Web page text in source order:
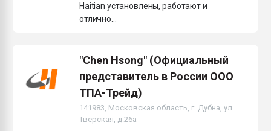
Haitian установлены, работают и
отлично...
"Chen Hsong" (Официальный
представитель в России ООО
ТПА-Трейд)
141983, Московская область, г. Дубна, ул.
Тверская, д.26а